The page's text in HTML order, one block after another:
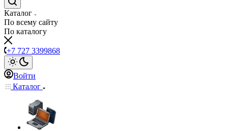
Каталог
По всему сайту
По каталогу
+7 727 3399868
Войти
Каталог